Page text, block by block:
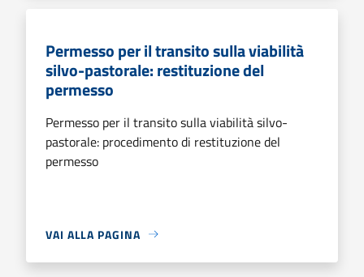
Permesso per il transito sulla viabilità
silvo-pastorale: restituzione del
permesso
Permesso per il transito sulla viabilità silvo-
pastorale: procedimento di restituzione del
permesso
VAI ALLA PAGINA